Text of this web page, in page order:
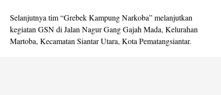
Selanjutnya tim “Grebek Kampung Narkoba” melanjutkan
kegiatan GSN di Jalan Nagur Gang Gajah Mada, Kelurahan
Martoba, Kecamatan Siantar Utara, Kota Pematangsiantar.